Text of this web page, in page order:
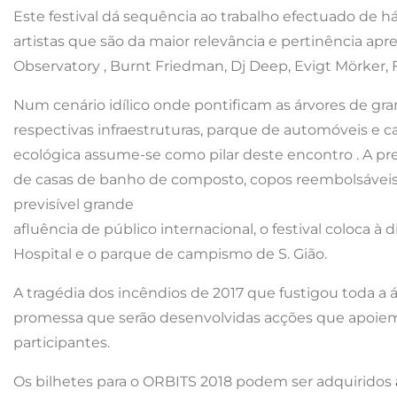
Este festival dá sequência ao trabalho efectuado de
artistas que são da maior relevância e pertinência
Observatory , Burnt Friedman, Dj Deep, Evigt Mörker,
Num cenário idílico onde pontificam as árvores de
respectivas infraestruturas, parque de automóveis e
ecológica assume-se como pilar deste encontro . A
de casas de banho de composto, copos
previsível grande
afluência de público internacional, o festival coloca à
Hospital e o parque de campismo de S. Gião.
A tragédia dos incêndios de 2017 que fustigou toda a
promessa que serão desenvolvidas acções que
participantes.
Os bilhetes para o ORBITS 2018 podem ser adquiridos